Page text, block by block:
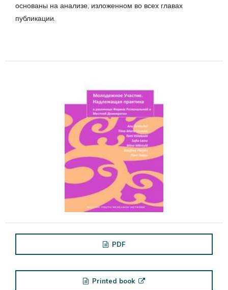
основаны на анализе, изложенном во всех главах
публикации.
PDF
Printed book